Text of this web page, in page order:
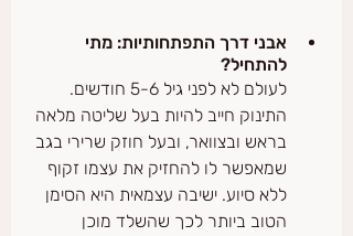
אבני דרך התפתחותיות: מתי
להתחיל?
לעולם לא לפני גיל 5-6 חודשים.
התינוק חייב להיות בעל שליטה מלאה
בראש ובצוואר, ובעל חוזק שרירי בגב
שמאפשר לו להחזיק את עצמו זקוף
ללא סיוע. ישיבה עצמאית היא הסימן
הטוב ביותר לכך שהשלד מוכן